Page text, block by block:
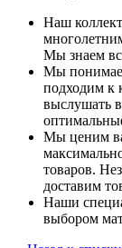
Наш
Мы знаем
Мы
подходим к
выслушать
Мы ценим
товаров.
доставим
Наши
выбором